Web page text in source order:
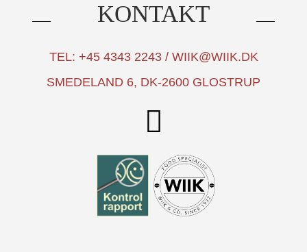
KONTAKT
TEL: +45 4343 2243 / WIIK@WIIK.DK
SMEDELAND 6, DK-2600 GLOSTRUP